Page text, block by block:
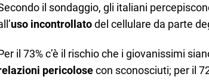
il sondaggio, gli italiani
uso incontrollatodel cellulare da parte
il 73% c’è il rischio che i giovanissimi
pericolosecon sconosciuti; per il